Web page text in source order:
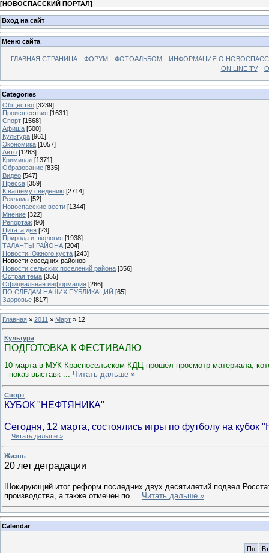
[НОВОСПАССКИЙ ПОРТАЛ]
Вход на сайт
Меню сайта
ГЛАВНАЯ СТРАНИЦА ФОРУМ ФОТОАЛЬБОМ
ИНФОРМАЦИЯ О
ON LINE TV
Categories
Общество [3239]
Происшествия [1631]
Спорт [1568]
Афиша [500]
Культура [961]
Экономика [1057]
Авто [1263]
Криминал [1371]
Образование [835]
Видео [547]
Пресса [359]
К вашему сведению [2714]
Реклама [52]
Новоспасские вести [1344]
Мнение [322]
Репортаж [90]
Цитата дня [23]
Природа и экология [1938]
ТАЛАНТЫ РАЙОНА [204]
Новости Южного куста [243]
Новости соседних районов
Новости сельских поселений района [356]
Острая тема [355]
Официальная информация [266]
ПО СЛЕДАМ НАШИХ ПУБЛИКАЦИЙ [65]
Здоровье [817]
Главная » 2011 » Март » 12
Культура
ПОДГОТОВКА К ФЕСТИВАЛЮ
10 марта в МУК Красносельском КДЦ прошёл просмотр материала,
- показ выставк ... Читать дальше »
Спорт
КУБОК "НЕФТЯНИКА"
Сегодня, 12 марта, состоялись игры по футболу на кубок
Читать дальше »
Жизнь
20 лет деградации
Шокирующий итог реформ последних двух десятилетий подвел
производства, а также отмечен по
Читать дальше »
Calendar
Пн
Вт